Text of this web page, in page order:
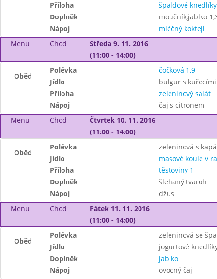
Příloha
špaldové
Doplněk
moučník,jablko
Nápoj
mléčný koktejl
Menu
Chod
Středa 9. 11. 2016
(11:00 - 14:00)
Oběd
Polévka
čočková 1,9
Jídlo
bulgur s kuřecími
Příloha
zeleninový salát
Nápoj
čaj s citronem
Menu
Chod
Čtvrtek 10. 11. 2016
(11:00 - 14:00)
Oběd
Polévka
zeleninová s
Jídlo
masové koule v
Příloha
těstoviny 1
Doplněk
šlehaný tvaroh
Nápoj
džus
Menu
Chod
Pátek 11. 11. 2016
(11:00 - 14:00)
Oběd
Polévka
zeleninová se
Jídlo
jogurtové
Doplněk
jablko
Nápoj
ovocný čaj